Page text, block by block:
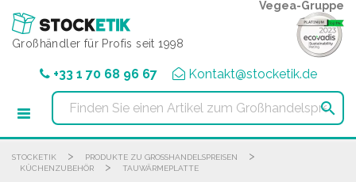
Großhändler für Profis seit 1998
Vegea-Gruppe
+33 1 70 68 96 67 Kontakt@stocketik.de

STOCKETIK > PRODUKTE ZU GROSSHANDELSPREISEN >
KÜCHENZUBEHÖR > TAUWÄRMEPLATTE